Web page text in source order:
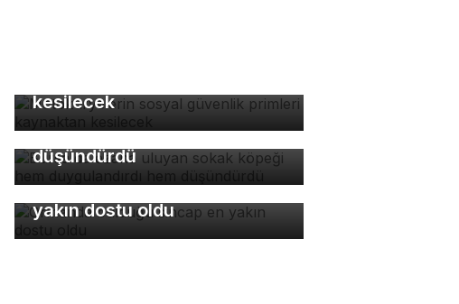
kesilecek
Bursa'da ezana uluyan
sokak köpeği hem
duygulandırdı hem
düşündürdü
Ormanda bulduğu sincap en
yakın dostu oldu